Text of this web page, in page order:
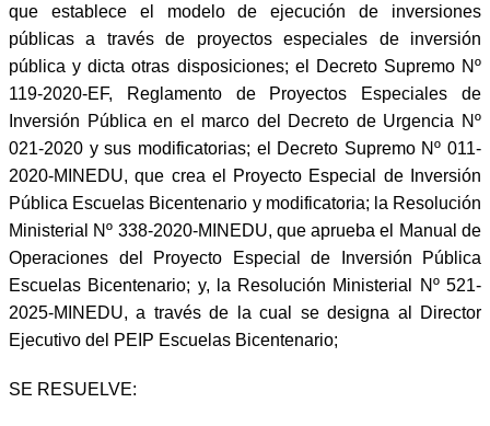
que establece el modelo de ejecución de inversiones
públicas a través de proyectos especiales de inversión
pública y dicta otras disposiciones; el Decreto Supremo Nº
119-2020-EF, Reglamento de Proyectos Especiales de
Inversión Pública en el marco del Decreto de Urgencia Nº
021-2020 y sus modificatorias; el Decreto Supremo Nº 011-
2020-MINEDU, que crea el Proyecto Especial de Inversión
Pública Escuelas Bicentenario y modificatoria; la Resolución
Ministerial Nº 338-2020-MINEDU, que aprueba el Manual de
Operaciones del Proyecto Especial de Inversión Pública
Escuelas Bicentenario; y, la Resolución Ministerial Nº 521-
2025-MINEDU, a través de la cual se designa al Director
Ejecutivo del PEIP Escuelas Bicentenario;
SE RESUELVE: